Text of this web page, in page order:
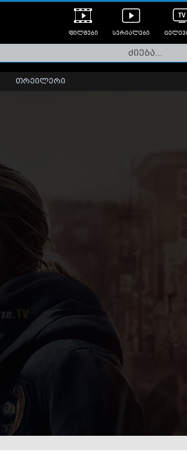
ფილმები სერიალები
თრეილერი